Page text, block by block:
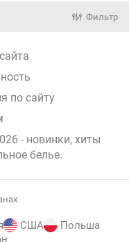
Фильтр
по сайту
- новинки, хиты
белье.
США
Польша